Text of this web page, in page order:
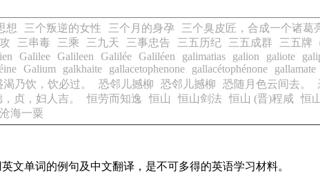
想 三个叛逆的女性 三个月的身孕 三个臭皮匠，合成一个诸葛
三串毒 三乘 三九天 三事忠告 三五历纪 三五成群 三五牌
Galilee Galileen Galilée Galiléen galimatias galion galiote
Galium galkhaite gallacetophenone gallacétophénone gallamate
乃饮，饮必过。 恐邻儿撼柳 恐邻儿撼柳 恐随月色云间去。
贞，妇人吉。 恒劳而知逸 恒山 恒山剑法 恒山 (晋)程咸 恒
海一粟
文单词的例句及中文翻译，是不可多得的英语学习材料。